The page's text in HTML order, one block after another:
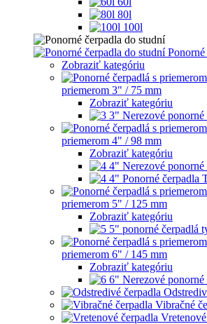
80l
100l
Zobraziť kategóriu
priemerom 3" / 75 mm
Zobraziť kategóriu
3" Nerezové ponorné
priemerom 4" / 98 mm
Zobraziť kategóriu
4" Nerezové ponorné
4" Ponorné čerpadla
priemerom 5" / 125 mm
Zobraziť kategóriu
5" ponorné čerpadlá
priemerom 6" / 145 mm
Zobraziť kategóriu
6" Nerezové ponorné
Vibračné